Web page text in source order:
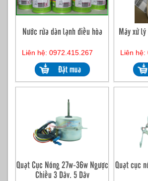
Nước rửa dàn lạnh điều hòa
Liên hệ: 0972.415.267
Máy xử
Liên hệ:
Quạt Cục Nóng 27w-36w Ngược
Chiều 3 Dây, 5 Dây
Quạt cục